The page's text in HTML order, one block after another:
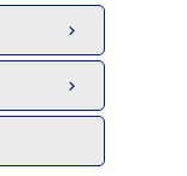

